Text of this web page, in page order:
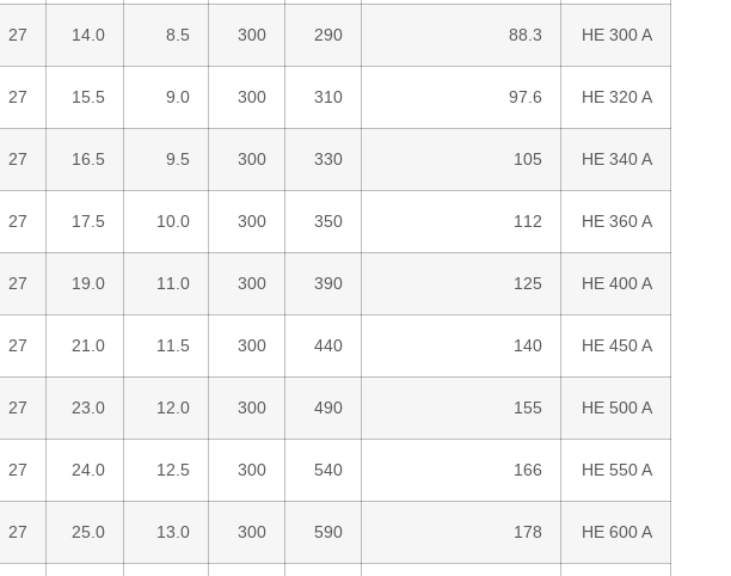
HE 300 A
88.3
290
300
8.5
14.0
27
HE 320 A
97.6
310
300
9.0
15.5
27
HE 340 A
105
330
300
9.5
16.5
27
HE 360 A
112
350
300
10.0
17.5
27
HE 400 A
125
390
300
11.0
19.0
27
HE 450 A
140
440
300
11.5
21.0
27
HE 500 A
155
490
300
12.0
23.0
27
HE 550 A
166
540
300
12.5
24.0
27
HE 600 A
178
590
300
13.0
25.0
27